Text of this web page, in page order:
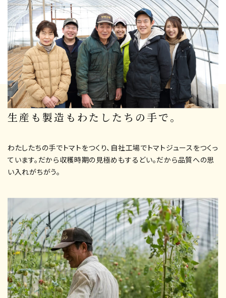
生産も製造もわたしたちの手で。
わたしたちの手でトマトをつくり、自社工場でトマトジュースをつくっ
ています。だから収穫時期の見極めもするどい。だから品質への思
い入れがちがう。